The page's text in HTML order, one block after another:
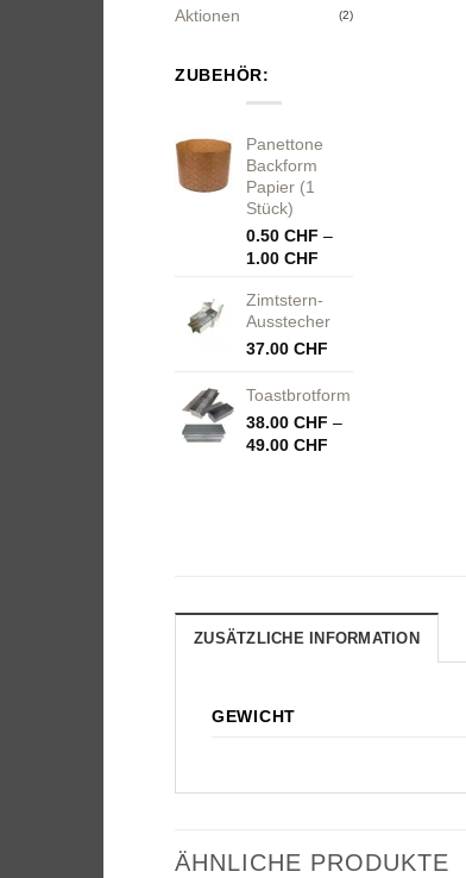
Aktionen (2)
ZUBEHÖR:
Panettone
Backform
Papier (1
Stück)
0.50 CHF –
1.00 CHF
bis
1.00 CHF
Zimtstern-
Ausstecher
37.00 CHF
Toastbrotform
38.00 CHF –
49.00 CHF
ZUSÄTZLICHE INFORMATION
GEWICHT
ÄHNLICHE PRODUKTE